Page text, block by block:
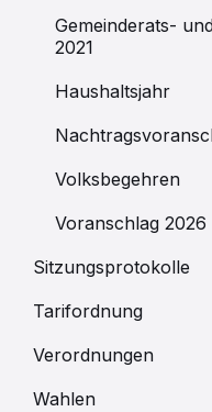
Gemeinderats-
2021
Haushaltsjahr
Volksbegehren
Voranschlag 2026
Sitzungsprotokolle
Tarifordnung
Verordnungen
Wahlen